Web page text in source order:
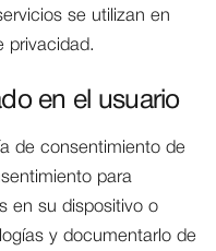
se utilizan en
privacidad.
en el usuario
de consentimiento de
para
en su dispositivo o
y documentarlo de